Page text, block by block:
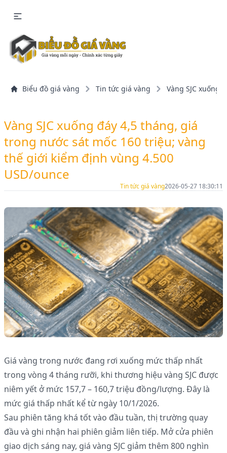
Biểu đồ giá vàng Tin tức giá vàng Vàng SJC xuống
Vàng SJC xuống đáy 4,5 tháng, giá
trong nước sát mốc 160 triệu; vàng
thế giới kiểm định vùng 4.500
USD/ounce
Tin tức giá vàng2026-05-27 18:30:11
Giá vàng trong nước đang rơi xuống mức thấp nhất
trong vòng 4 tháng rưỡi, khi thương hiệu vàng SJC được
niêm yết ở mức 157,7 – 160,7 triệu đồng/lượng. Đây là
mức giá thấp nhất kể từ ngày 10/1/2026.
Sau phiên tăng khá tốt vào đầu tuần, thị trường quay
đầu và ghi nhận hai phiên giảm liên tiếp. Mở cửa phiên
giao dịch sáng nay, giá vàng SJC giảm thêm 800 nghìn